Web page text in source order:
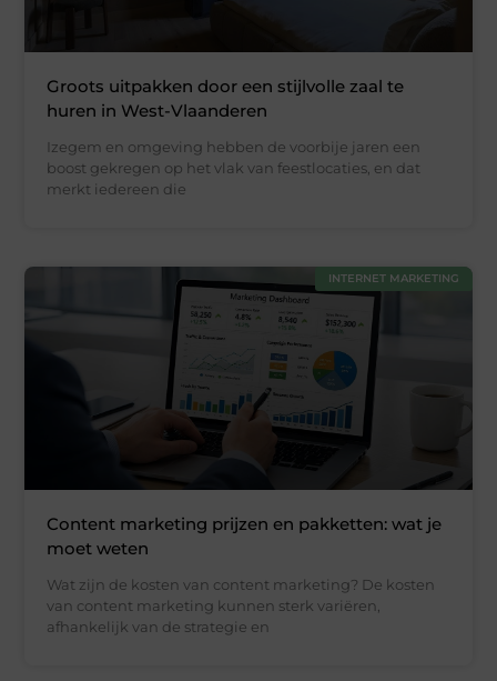
Groots uitpakken door een stijlvolle zaal te
huren in West-Vlaanderen
Izegem en omgeving hebben de voorbije jaren een
boost gekregen op het vlak van feestlocaties, en dat
merkt iedereen die
INTERNET MARKETING
Content marketing prijzen en pakketten: wat je
moet weten
Wat zijn de kosten van content marketing? De kosten
van content marketing kunnen sterk variëren,
afhankelijk van de strategie en